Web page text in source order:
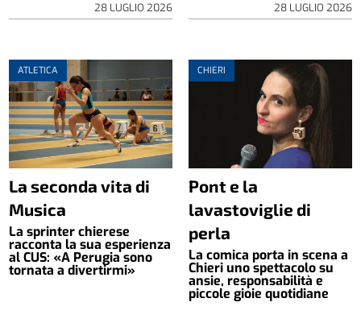
28 LUGLIO 2026 28 LUGLIO 2026
ATLETICA
La seconda vita di
Musica
La sprinter chierese
racconta la sua esperienza
al CUS: «A Perugia sono
tornata a divertirmi»
CHIERI
Pont e la
lavastoviglie di
perla
La comica porta in scena a
Chieri uno spettacolo su
ansie, responsabilità e
piccole gioie quotidiane